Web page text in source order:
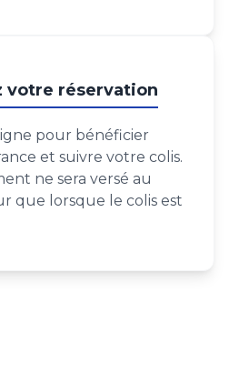
votre réservation
pour bénéficier
et suivre votre colis.
ne sera versé au
que lorsque le colis est